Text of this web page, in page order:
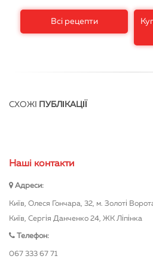
Всі рецепти
СХОЖІ ПУБЛІКАЦІЇ
Нашi контакти
Адреси:
Київ, Олеся Гончара, 32, м. Золоті
Київ, Сергія Данченко 24, ЖК Ліпінка
Телефон:
067 333 67 71